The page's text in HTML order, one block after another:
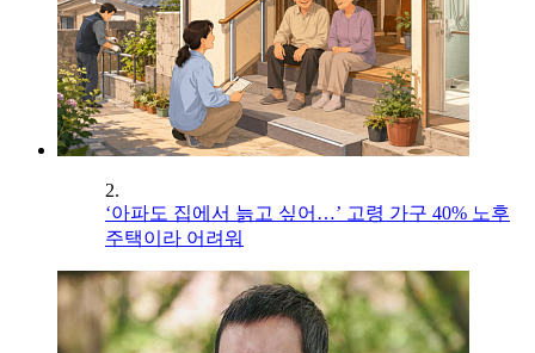
2.
‘아파도 집에서 늙고 싶어…’ 고령 가구 40% 노후
주택이라 어려워